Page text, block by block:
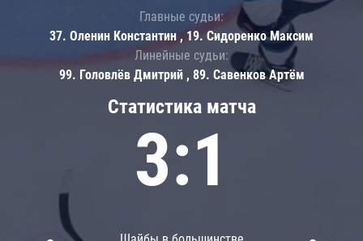
Статистика матча
3:1
Главные судьи:
37. Оленин Константин , 19. Сидоренко Максим
Линейные судьи:
99. Головлёв Дмитрий , 89. Савенков Артём